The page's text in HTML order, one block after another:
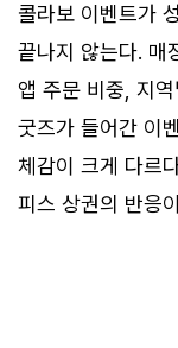
콜라보 이벤트가
끝나지 않는다. 매
앱 주문 비중, 지
굿즈가 들어간 이
체감이 크게 다르
피스 상권의 반응